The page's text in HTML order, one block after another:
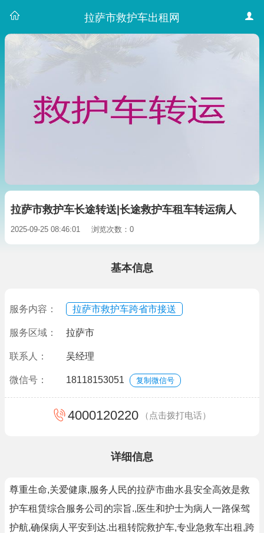
拉萨市救护车出租网
拉萨市救护车长途转送|长途救护车租车转运病人
2025-09-25 08:46:01 浏览次数：0
基本信息
服务内容： 拉萨市救护车跨省市接送
服务区域： 拉萨市
联系人： 吴经理
微信号： 18118153051 复制微信号
4000120220 （点击拨打电话）
详细信息
尊重生命,关爱健康,服务人民的拉萨市曲水县安全高效是救
护车租赁综合服务公司的宗旨.,医生和护士为病人一路保驾
护航,确保病人平安到达.出租转院救护车,专业急救车出租,跨